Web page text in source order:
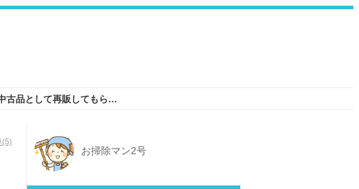
大阪で自転車が不要になったら中古品として再販してもらうのがおすすめ
(5)
お掃除マン2号